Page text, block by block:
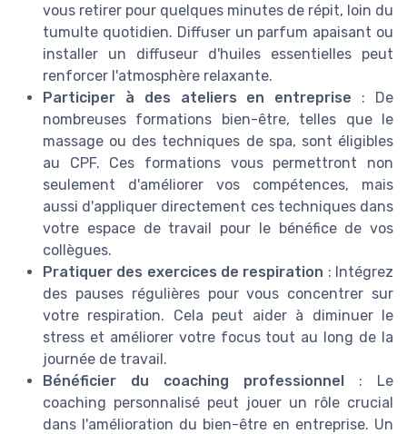
vous retirer pour quelques minutes de répit, loin du
tumulte quotidien. Diffuser un parfum apaisant ou
installer un diffuseur d'huiles essentielles peut
renforcer l'atmosphère relaxante.
Participer à des ateliers en entreprise : De
nombreuses formations bien-être, telles que le
massage ou des techniques de spa, sont éligibles
au CPF. Ces formations vous permettront non
seulement d'améliorer vos compétences, mais
aussi d'appliquer directement ces techniques dans
votre espace de travail pour le bénéfice de vos
collègues.
Pratiquer des exercices de respiration : Intégrez
des pauses régulières pour vous concentrer sur
votre respiration. Cela peut aider à diminuer le
stress et améliorer votre focus tout au long de la
journée de travail.
Bénéficier du coaching professionnel : Le
coaching personnalisé peut jouer un rôle crucial
dans l'amélioration du bien-être en entreprise. Un